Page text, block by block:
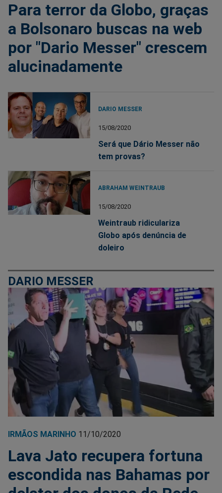
Para terror da Globo, graças
a Bolsonaro buscas na web
por "Dario Messer" crescem
alucinadamente
DARIO MESSER
15/08/2020
Será que Dário Messer não
tem provas?
ABRAHAM WEINTRAUB
15/08/2020
Weintraub ridiculariza
Globo após denúncia de
doleiro
DARIO MESSER
IRMÃOS MARINHO 11/10/2020
Lava Jato recupera fortuna
escondida nas Bahamas por